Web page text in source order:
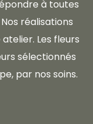
à toutes
réalisations
Les fleurs
sélectionnés
par nos soins.